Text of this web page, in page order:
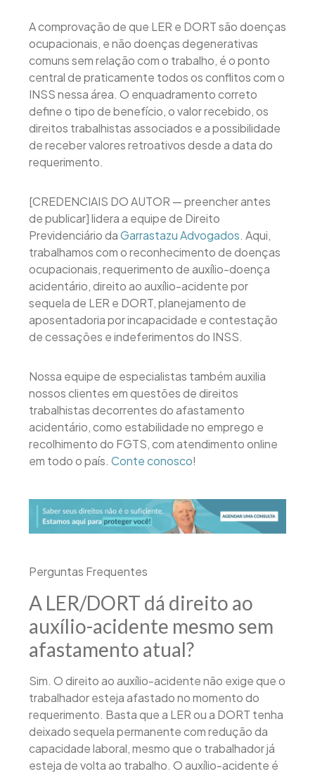
A comprovação de que LER e DORT são doenças
ocupacionais, e não doenças degenerativas
comuns sem relação com o trabalho, é o ponto
central de praticamente todos os conflitos com o
INSS nessa área. O enquadramento correto
define o tipo de benefício, o valor recebido, os
direitos trabalhistas associados e a possibilidade
de receber valores retroativos desde a data do
requerimento.
[CREDENCIAIS DO AUTOR — preencher antes
de publicar] lidera a equipe de Direito
Previdenciário daGarrastazu Advogados. Aqui,
trabalhamos com o reconhecimento de doenças
ocupacionais, requerimento de auxílio-doença
acidentário, direito ao auxílio-acidente por
sequela de LER e DORT, planejamento de
aposentadoria por incapacidade e contestação
de cessações e indeferimentos do INSS.
Nossa equipe de especialistas também auxilia
nossos clientes em questões de direitos
trabalhistas decorrentes do afastamento
acidentário, como estabilidade no emprego e
recolhimento do FGTS, com atendimento online
em todo o país. Conte conosco!
Perguntas Frequentes
A LER/DORT dá direito ao
auxílio-acidente mesmo sem
afastamento atual?
Sim. O direito ao auxílio-acidente não exige que o
trabalhador esteja afastado no momento do
requerimento. Basta que a LER ou a DORT tenha
deixado sequela permanente com redução da
capacidade laboral, mesmo que o trabalhador já
esteja de volta ao trabalho. O auxílio-acidente é